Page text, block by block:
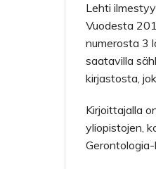
Lehti
Vuodesta
numerosta 3
saatavilla
kirjastosta,
Kirjoittajalla
yliopistojen,